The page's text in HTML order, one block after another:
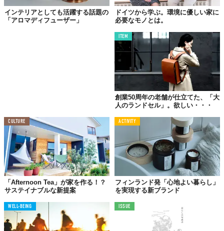
インテリアとしても活躍する話題の
「アロマディフューザー」
ドイツから学ぶ。環境に優しい家に
必要なモノとは。
ITEM
創業50周年の老舗が仕立てた、「大
人のランドセル」。欲しい・・・
CULTURE
「Afternoon Tea」が家を作る！？
サステイナブルな新提案
ACTIVITY
フィンランド発「心地よい暮らし」
を実現する新ブランド
WELL-BEING ISSUE